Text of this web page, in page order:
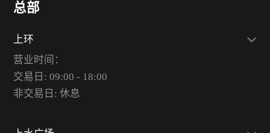
总部
上环
营业时间：
交易日: 09:00 - 18:00
非交易日: 休息